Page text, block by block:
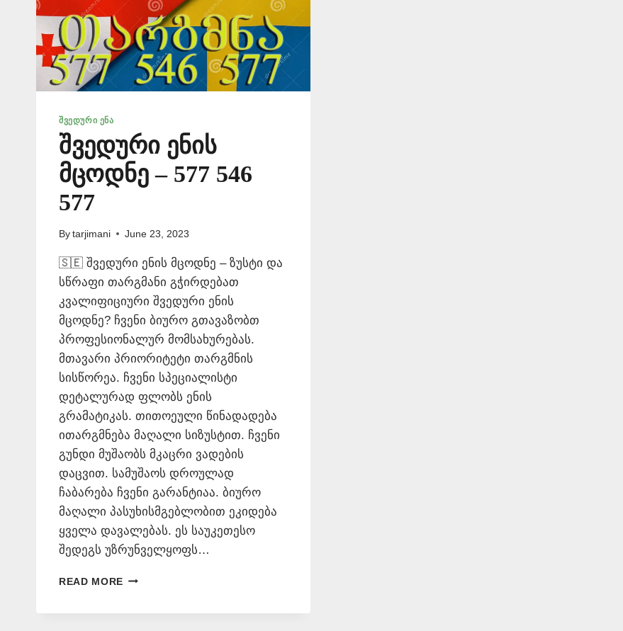
ᲨᲕᲔᲓᲣᲠᲘ ᲔᲜᲐ
შვედური ენის
მცოდნე – 577 546
577
By tarjimani June 23, 2023
🇸🇪 შვედური ენის მცოდნე – ზუსტი და
სწრაფი თარგმანი გჭირდებათ
კვალიფიციური შვედური ენის
მცოდნე? ჩვენი ბიურო გთავაზობთ
პროფესიონალურ მომსახურებას.
მთავარი პრიორიტეტი თარგმნის
სისწორეა. ჩვენი სპეციალისტი
დეტალურად ფლობს ენის
გრამატიკას. თითოეული წინადადება
ითარგმნება მაღალი სიზუსტით. ჩვენი
გუნდი მუშაობს მკაცრი ვადების
დაცვით. სამუშაოს დროულად
ჩაბარება ჩვენი გარანტიაა. ბიურო
მაღალი პასუხისმგებლობით ეკიდება
ყველა დავალებას. ეს საუკეთესო
შედეგს უზრუნველყოფს…
READ MORE ᲨᲕᲔᲓᲣᲠᲘ